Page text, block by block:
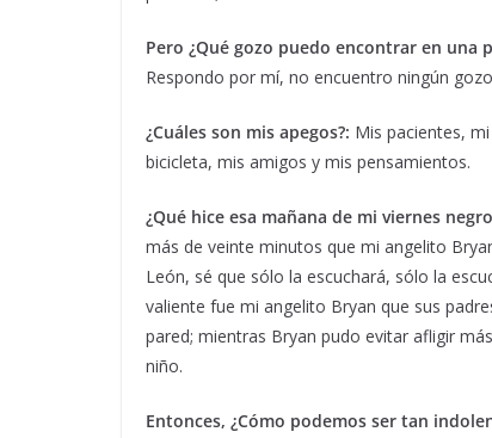
Pero ¿Qué gozo puedo encontrar en una
Respondo por mí, no encuentro ningún
¿Cuáles son mis apegos?: Mis pacientes,
bicicleta, mis amigos y mis pensamientos.
¿Qué hice esa mañana de mi viernes
más de veinte minutos que mi angelito
León, sé que sólo la escuchará, sólo la
valiente fue mi angelito Bryan que sus
pared; mientras Bryan pudo evitar afligir
niño.
Entonces, ¿Cómo podemos ser tan